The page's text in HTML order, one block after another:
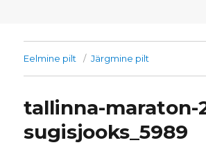
Eelmine pilt Järgmine pilt
tallinna-maraton-
sugisjooks_5989